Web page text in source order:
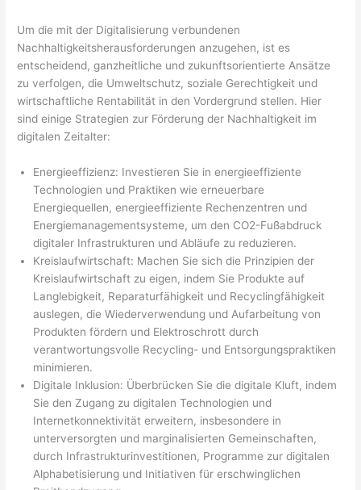
Um die mit der Digitalisierung verbundenen
Nachhaltigkeitsherausforderungen anzugehen, ist es
entscheidend, ganzheitliche und zukunftsorientierte Ansätze
zu verfolgen, die Umweltschutz, soziale Gerechtigkeit und
wirtschaftliche Rentabilität in den Vordergrund stellen. Hier
sind einige Strategien zur Förderung der Nachhaltigkeit im
digitalen Zeitalter:
Energieeffizienz: Investieren Sie in energieeffiziente
Technologien und Praktiken wie erneuerbare
Energiequellen, energieeffiziente Rechenzentren und
Energiemanagementsysteme, um den CO2-Fußabdruck
digitaler Infrastrukturen und Abläufe zu reduzieren.
Kreislaufwirtschaft: Machen Sie sich die Prinzipien der
Kreislaufwirtschaft zu eigen, indem Sie Produkte auf
Langlebigkeit, Reparaturfähigkeit und Recyclingfähigkeit
auslegen, die Wiederverwendung und Aufarbeitung von
Produkten fördern und Elektroschrott durch
verantwortungsvolle Recycling- und Entsorgungspraktiken
minimieren.
Digitale Inklusion: Überbrücken Sie die digitale Kluft, indem
Sie den Zugang zu digitalen Technologien und
Internetkonnektivität erweitern, insbesondere in
unterversorgten und marginalisierten Gemeinschaften,
durch Infrastrukturinvestitionen, Programme zur digitalen
Alphabetisierung und Initiativen für erschwinglichen